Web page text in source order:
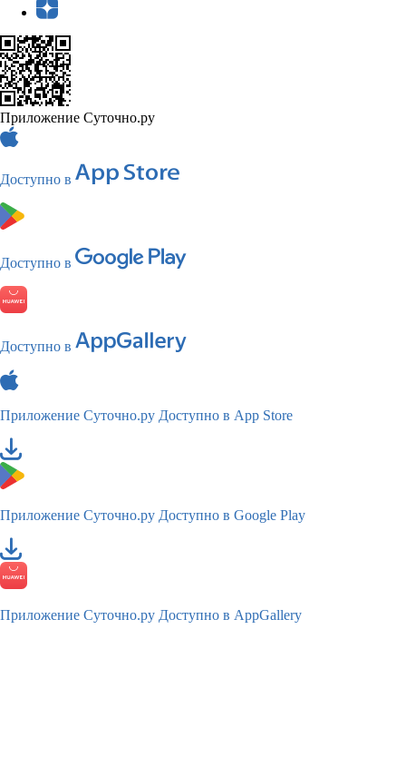
Приложение Суточно.ру
Доступно в
Доступно в
Доступно в
Приложение Суточно.ру Доступно в App Store
Приложение Суточно.ру Доступно в Google Play
Приложение Суточно.ру Доступно в AppGallery